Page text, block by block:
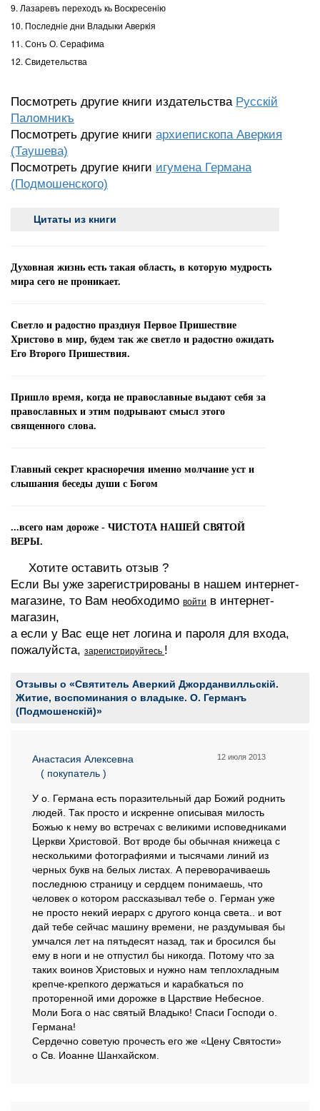
9. Лазаревъ переходъ кь Воскресенiю
10. Последнiе дни Владыки Аверкiя
11. Сонъ О. Серафима
12. Свидетельства
Посмотреть другие книги издательства Русскiй
Паломникъ
Посмотреть другие книги архиепископа Аверкия
(Таушева)
Посмотреть другие книги игумена Германа
(Подмошенского)
Цитаты из книги
Духовная жизнь есть такая область, в которую мудрость
мира сего не проникает.
Светло и радостно празднуя Первое Пришествие
Христово в мир, будем так же светло и радостно ожидать
Его Второго Пришествия.
Пришло время, когда не православные выдают себя за
православных и этим подрывают смысл этого
священного слова.
Главный секрет красноречия именно молчание уст и
слышания беседы души с Богом
...всего нам дороже - ЧИСТОТА НАШЕЙ СВЯТОЙ
ВЕРЫ.
Хотите оставить отзыв ?
Если Вы уже зарегистрированы в нашем интернет-
магазине, то Вам необходимо войти в интернет-
магазин,
а если у Вас еще нет логина и пароля для входа,
пожалуйста, зарегистрируйтесь !
Отзывы о «Святитель Аверкий Джорданвилльскiй.
Житие, воспоминания о владыке. О. Германъ
(Подмошенскiй)»
Анастасия Алексевна
( покупатель )
12 июля 2013
У о. Германа есть поразительный дар Божий роднить
людей. Так просто и искренне описывая милость
Божью к нему во встречах с великими исповедниками
Церкви Христовой. Вот вроде бы обычная книжеца с
несколькими фотографиями и тысячами линий из
черных букв на белых листах. А переворачиваешь
последнюю страницу и сердцем понимаешь, что
человек о котором рассказывал тебе о. Герман уже
не просто некий иерарх с другого конца света.. и вот
дай тебе сейчас машину времени, не раздумывая бы
умчался лет на пятьдесят назад, так и бросился бы
ему в ноги и не отпустил бы никогда. Потому что за
таких воинов Христовых и нужно нам теплохладным
крепче-крепкого держаться и карабкаться по
проторенной ими дорожке в Царствие Небесное.
Моли Бога о нас святый Владыко! Спаси Господи о.
Германа!
Сердечно советую прочесть его же «Цену Святости»
о Св. Иоанне Шанхайском.